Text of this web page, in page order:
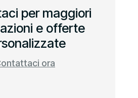
per maggiori
e offerte
ora